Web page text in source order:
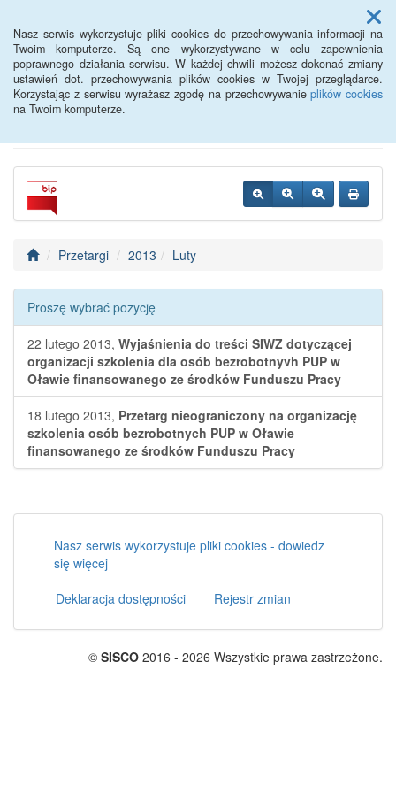
Nasz serwis wykorzystuje pliki cookies do przechowywania informacji na
Twoim komputerze. Są one wykorzystywane w celu zapewnienia
poprawnego działania serwisu. W każdej chwili możesz dokonać zmiany
ustawień dot. przechowywania plików cookies w Twojej przeglądarce.
Korzystając z serwisu wyrażasz zgodę na przechowywanieplików cookies
na Twoim komputerze.
Menu
Powiatowy Urząd Pracy w
Oławie
Przetargi 2013 Luty
Proszę wybrać pozycję
22 lutego 2013, Wyjaśnienia do treści SIWZ dotyczącej
organizacji szkolenia dla osób bezrobotnyvh PUP w
Oławie finansowanego ze środków Funduszu Pracy
18 lutego 2013, Przetarg nieograniczony na organizację
szkolenia osób bezrobotnych PUP w Oławie
finansowanego ze środków Funduszu Pracy
Nasz serwis wykorzystuje pliki cookies - dowiedz
się więcej
Deklaracja dostępności
Rejestr zmian
© SISCO 2016 - 2026 Wszystkie prawa zastrzeżone.